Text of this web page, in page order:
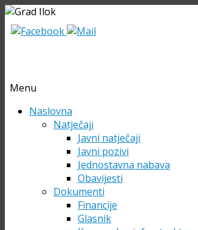
Menu
Skip Naslovna
Natječaji
Javni natječaji
Javni pozivi
Jednostavna nabava
Obavijesti
Dokumenti
Financije
Glasnik